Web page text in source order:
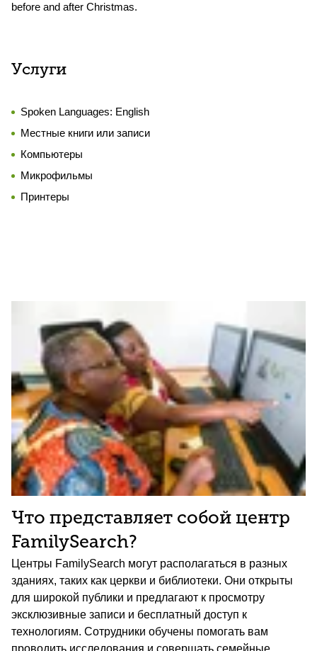
before and after Christmas.
Услуги
Spoken Languages: English
Местные книги или записи
Компьютеры
Микрофильмы
Принтеры
Что представляет собой центр
FamilySearch?
Центры FamilySearch могут располагаться в разных
зданиях, таких как церкви и библиотеки. Они открыты
для широкой публики и предлагают к просмотру
эксклюзивные записи и бесплатный доступ к
технологиям. Сотрудники обучены помогать вам
проводить исследования и совершать семейные